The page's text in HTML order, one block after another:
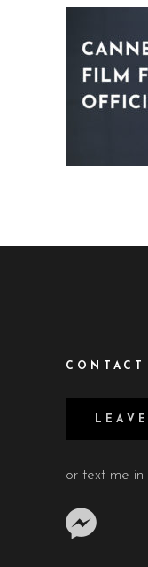
CONTACT
or text me in